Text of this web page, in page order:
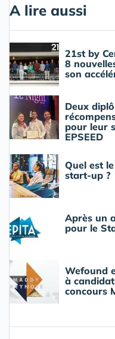
A lire aussi
21st by
8
son
Deux
pour leur
EPSEED
Quel est
start-up ?
Après un
pour le
Wefound
à
concours